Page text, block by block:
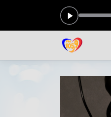
das 16:00 às 18:00